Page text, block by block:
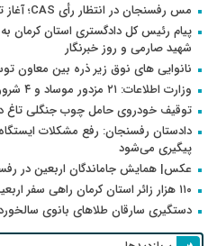
مس رفسنجان در انتظار رأی CAS؛ آغاز تمرینات از هفته آینده
شهید صارمی و روز خبرنگار
نانوایی های نوق زیر ذره بین معاون
وزارت اطلاعات: ۲۱ مزدور موساد و ۴ شرور مسلح در کرمان بازداشت شدند
توقیف خودروی حامل چوب جنگلی تاغ
دادستان رفسنجان: رفع مشکلات
پیگیری می‌شود
عکس| همایش جاماندگان اربعین در
۱۱۰ هزار زائر استان کرمان راهی سفر اربعین شدند
دستگیری سارقان طلاهای بانوی